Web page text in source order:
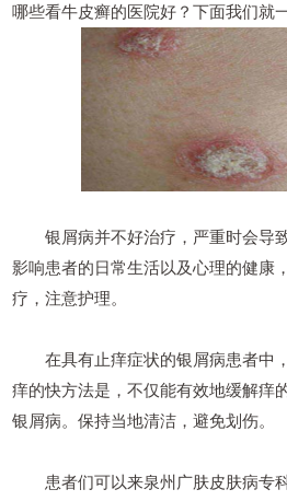
哪些看牛皮癣的医院好？下面我们就
银屑病并不好治疗，严重时会导致
影响患者的日常生活以及心理的健康
疗，注意护理。
在具有止痒症状的银屑病患者中
痒的快方法是，不仅能有效地缓解痒
银屑病。保持当地清洁，避免划伤。
患者们可以来泉州广肤皮肤病专